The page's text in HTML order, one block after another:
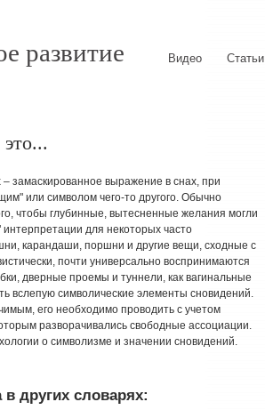
развитие Видео Статьи
замаскированное выражение в снах, при
или символом чего-то другого. Обычно
чтобы глубинные, вытесненные желания могли
для некоторых часто
карандаши, поршни и другие вещи, сходные с
почти универсально воспринимаются
дверные проемы и туннели, как вагинальные
символические элементы сновидений.
его необходимо проводить с учетом
разворачивались свободные ассоциации.
о символизме и значении сновидений.
других словарях: